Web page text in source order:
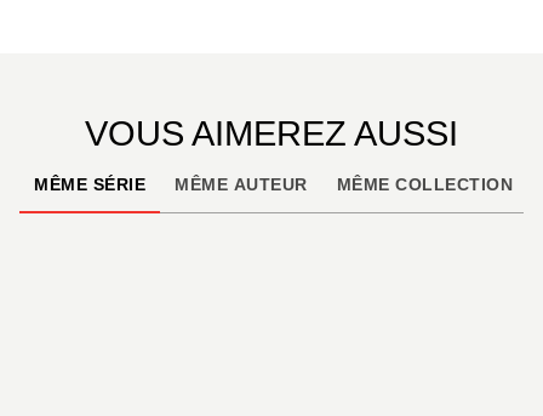
VOUS AIMEREZ AUSSI
MÊME SÉRIE MÊME AUTEUR MÊME COLLECTION